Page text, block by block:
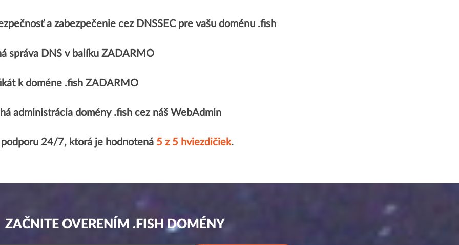
a zabezpečenie cez DNSSEC pre vašu doménu .fish
správa DNS v balíku ZADARMO
k doméne .fish ZADARMO
administrácia domény .fish cez náš WebAdmin
24/7, ktorá je hodnotená 5 z 5 hviezdičiek.
ZAČNITE OVERENÍM .FISH DOMÉNY